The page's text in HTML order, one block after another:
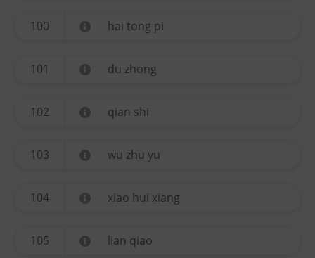
100 hai tong pi
101 du zhong
102 qian shi
103 wu zhu yu
104 xiao hui xiang
105 lian qiao